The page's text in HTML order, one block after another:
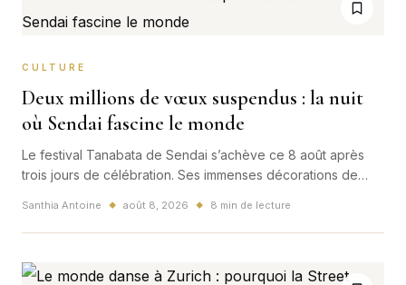
CULTURE
Deux millions de vœux suspendus : la nuit
où Sendai fascine le monde
Le festival Tanabata de Sendai s’achève ce 8 août après
trois jours de célébration. Ses immenses décorations de
visiteurs attendus en font l’une des images culturelles les
plus puissantes de l’été japonais.
Santhia Antoine ◆ août 8, 2026 ◆ 8 min de lecture